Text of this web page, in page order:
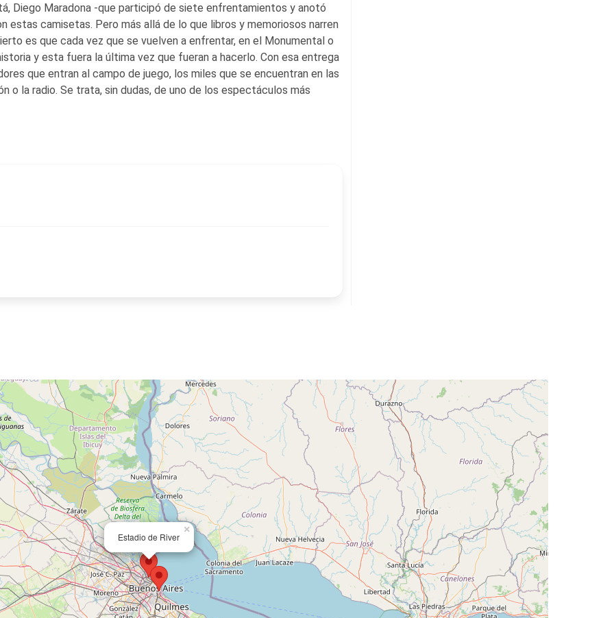
Diego Maradona -que participó de siete enfrentamientos y anotó
estas camisetas. Pero más allá de lo que libros y memoriosos narren
es que cada vez que se vuelven a enfrentar, en el Monumental o
y esta fuera la última vez que fueran a hacerlo. Con esa entrega
que entran al campo de juego, los miles que se encuentran en las
o la radio. Se trata, sin dudas, de uno de los espectáculos más
Estadio de River
×